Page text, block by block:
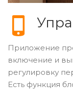
Приложение
включение и
регулировку
Есть функция